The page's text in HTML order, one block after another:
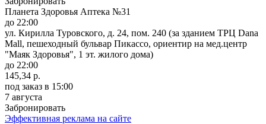
Планета Здоровья Аптека №31
до 22:00
ул. Кирилла Туровского, д. 24, пом. 240 (за зданием ТРЦ Dana
Mall, пешеходный бульвар Пикассо, ориентир на мед.центр
"Маяк Здоровья", 1 эт. жилого дома)
до 22:00
145,34 р.
под заказ в 15:00
7 августа
Забронировать
Эффективная реклама на сайте